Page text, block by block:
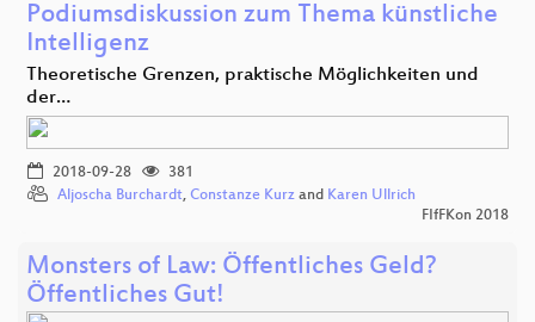
Podiumsdiskussion zum Thema künstliche
Intelligenz
Theoretische Grenzen, praktische Möglichkeiten und
der…
2018-09-28
381
Aljoscha Burchardt, Constanze Kurz and Karen Ullrich
FIfFKon 2018
Monsters of Law: Öffentliches Geld?
Öffentliches Gut!